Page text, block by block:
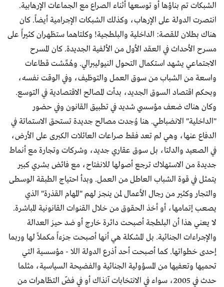
الشبكات تم بناؤها أو توسعها أثناء الصراع مع الجماعات الإرهابية.
انتصرت الدولة على الإرهاب، وكذلك الشبكات الإجرامية أيضاً. كان
هناك بطلان للقصة: الداخلية والبلطجية! وكلتاهما ستظهران كثيراً على
مسرح الأحداث في العقد الأول من الألفية الجديدة. كان المسرح
الاجتماعي يشهد استكمال التحول النيوليبرالي. وهُمِّشت قطاعات
واسعة من الشباب من سوق العمل والتوظيف، وفي الوقت نفسه،
وبحكم اقتصاد السوق الجديد، بدأت المصالح الاقتصادية في التوسع.
وكان هناك ضعف مؤسسي شديد في تطبيق القانون وفي حضور
"الداخلية" الانضباطي. هنا وُجدت مصالح جديدة تستحق الاستماتة في
الدفاع عنها، وهي لم تعد فقط صراعات العائلات الكبرى على الأرض،
في الصعيد والدلتا، بل سوق عقاري جديد، وشركات وتجارة مع أنماط
جديدة من الاستهلاك ترجع أصولها للانفتاح، مع فائض بشري كبير
يتمثل في قوة الشباب العاطل من العمل. وبدأ احتياج الطبقة الوسطى
والتجار وكثير من رجال الأعمال لمن ينجز لهم "المهام القذرة" الذي
يصعب إتمامها، أو أخذ الحقوق من خلال القنوات القانونية المباشرة.
لا يعني هذا أن البلطجة أصبحت دائرة خارج أو ضد حيز العدالة
والإجراءات الجنائية. بل المشكلة هي أنها أصبحت جزءاً مكملاً لها وربما
إحدى خطواتها. كما أصبحت أحد أذرع الدولة اللا - مؤسسية التي
تحميها وتعفيها من المسؤولية الجنائية والفضيحة السياسية، مثلما
حدث في 2005، سواء في الانتخابات آنذاك أو في فضّ التظاهرات من